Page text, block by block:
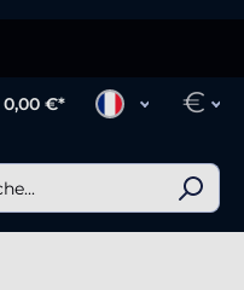
0,00 €* €